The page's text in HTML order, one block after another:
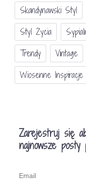
Skandynawski Styl
Styl Życia
Trendy
Vintage
Wiosenne Inspiracje
Zarejestruj się
najnowsze posty
Email